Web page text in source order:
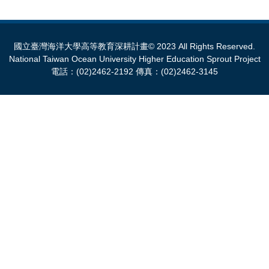
國立臺灣海洋大學高等教育深耕計畫© 2023 All Rights Reserved.
National Taiwan Ocean University Higher Education Sprout Project
電話：(02)2462-2192 傳真：(02)2462-3145